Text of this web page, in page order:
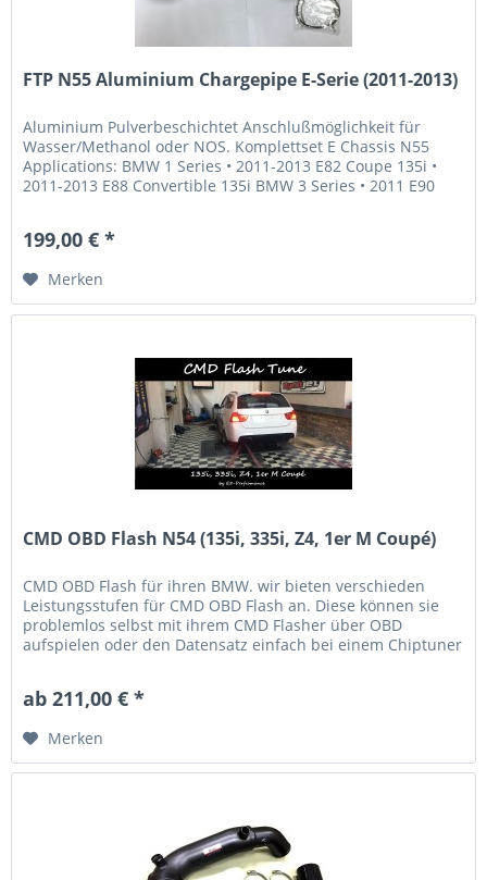
FTP N55 Aluminium Chargepipe E-Serie (2011-2013)
Aluminium Pulverbeschichtet Anschlußmöglichkeit für
Wasser/Methanol oder NOS. Komplettset E Chassis N55
Applications: BMW 1 Series • 2011-2013 E82 Coupe 135i •
2011-2013 E88 Convertible 135i BMW 3 Series • 2011 E90
199,00 € *
Merken
CMD OBD Flash N54 (135i, 335i, Z4, 1er M Coupé)
CMD OBD Flash für ihren BMW. wir bieten verschieden
Leistungsstufen für CMD OBD Flash an. Diese können sie
problemlos selbst mit ihrem CMD Flasher über OBD
aufspielen oder den Datensatz einfach bei einem Chiptuner
ab 211,00 € *
Merken